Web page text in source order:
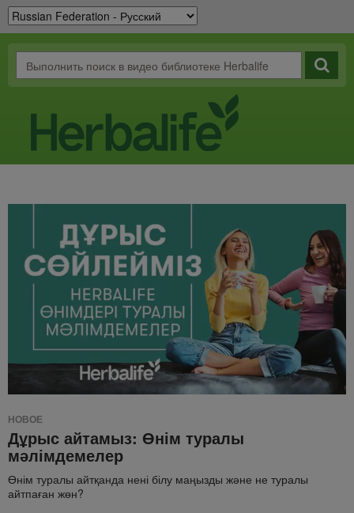
НОВОЕ
Дұрыс айтамыз: Өнім туралы
мәлімдемелер
Өнім туралы айтқанда нені білу маңызды және не туралы
айтпаған жөн?